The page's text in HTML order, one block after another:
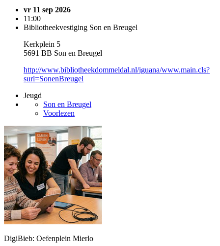
vr 11 sep 2026
11:00
Bibliotheekvestiging Son en Breugel
Kerkplein 5
5691 BB Son en Breugel
http://www.bibliotheekdommeldal.nl/iguana/www.main.cls?
surl=SonenBreugel
Jeugd
Son en Breugel
Voorlezen
DigiBieb: Oefenplein Mierlo